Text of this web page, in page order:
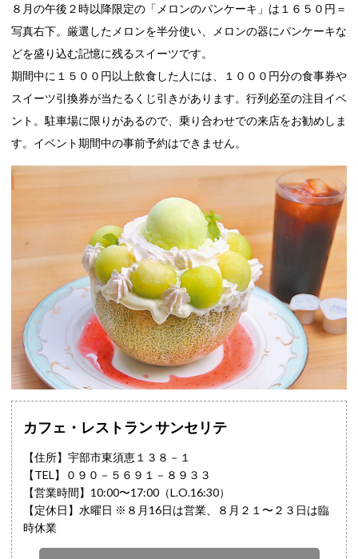
８月の午後２時以降限定の「メロンのパンケーキ」は１６５０円＝
写真右下。厳選したメロンを半分使い、メロンの器にパンケーキな
どを盛り込む記憶に残るスイーツです。
期間中に１５００円以上飲食した人には、１０００円分の食事券や
スイーツ引換券が当たるくじ引きがあります。行列必至の注目イベ
ント。駐車場に限りがあるので、乗り合わせでの来店をお勧めしま
す。イベント期間中の事前予約はできません。
カフェ・レストラン サンセリテ
【住所】宇部市東須恵１３８－１
【TEL】
０９０－５６９１－８９３３
【営業時間】10:00〜17:00（L.O.16:30）
【定休日】水曜日 ※８月16日は営業、８月２１〜２３日は臨
時休業